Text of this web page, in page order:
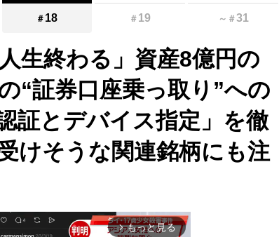
＃ 18 ＃ 19 ～ ＃31
生終わる」資産8億円の
“証券口座乗っ取り”への
証とデバイス指定」を徹
けそうな関連銘柄にも注
arrow_forward_ios もっと見る